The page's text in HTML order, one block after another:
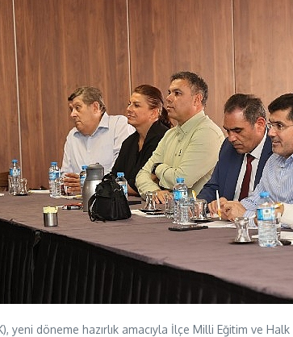
yeni döneme hazırlık amacıyla İlçe Milli Eğitim ve